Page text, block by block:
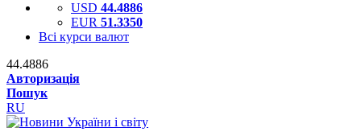
USD 44.4886
EUR 51.3350
Всі курси валют
44.4886
Авторизація
Пошук
RU